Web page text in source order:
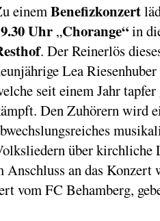
einemBenefizkonzert
Uhr „Chorange“in
. Der Reinerlös
Lea
seit einem Jahr
Den Zuhörern wird
über kirchliche
Anschluss an das Konzert
vom FC Behamberg,